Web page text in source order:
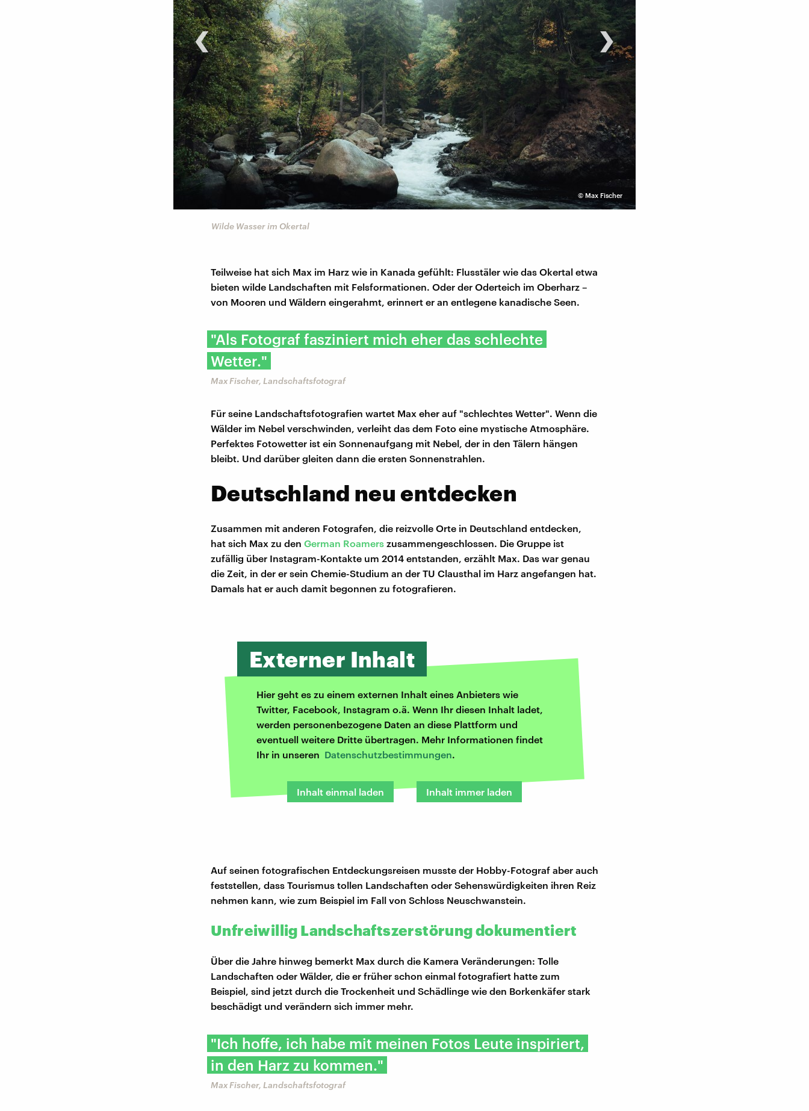
© Max Fischer
Wilde Wasser im Okertal
‹ ›
Teilweise hat sich Max im Harz wie in Kanada gefühlt: Flusstäler wie das Okertal etwa
bieten wilde Landschaften mit Felsformationen. Oder der Oderteich im Oberharz –
von Mooren und Wäldern eingerahmt, erinnert er an entlegene kanadische Seen.
"Als Fotograf fasziniert mich eher das schlechte
Wetter."
Max Fischer, Landschaftsfotograf
Für seine Landschaftsfotografien wartet Max eher auf "schlechtes Wetter". Wenn die
Wälder im Nebel verschwinden, verleiht das dem Foto eine mystische Atmosphäre.
Perfektes Fotowetter ist ein Sonnenaufgang mit Nebel, der in den Tälern hängen
bleibt. Und darüber gleiten dann die ersten Sonnenstrahlen.
Deutschland neu entdecken
Zusammen mit anderen Fotografen, die reizvolle Orte in Deutschland entdecken,
hat sich Max zu den German Roamers zusammengeschlossen. Die Gruppe ist
zufällig über Instagram-Kontakte um 2014 entstanden, erzählt Max. Das war genau
die Zeit, in der er sein Chemie-Studium an der TU Clausthal im Harz angefangen hat.
Damals hat er auch damit begonnen zu fotografieren.
Externer Inhalt
Hier geht es zu einem externen Inhalt eines Anbieters wie
Twitter, Facebook, Instagram o.ä. Wenn Ihr diesen Inhalt ladet,
werden personenbezogene Daten an diese Plattform und
eventuell weitere Dritte übertragen. Mehr Informationen findet
Ihr in unseren Datenschutzbestimmungen.
Inhalt einmal laden Inhalt immer laden
Auf seinen fotografischen Entdeckungsreisen musste der Hobby-Fotograf aber auch
feststellen, dass Tourismus tollen Landschaften oder Sehenswürdigkeiten ihren Reiz
nehmen kann, wie zum Beispiel im Fall von Schloss Neuschwanstein.
Unfreiwillig Landschaftszerstörung dokumentiert
Über die Jahre hinweg bemerkt Max durch die Kamera Veränderungen: Tolle
Landschaften oder Wälder, die er früher schon einmal fotografiert hatte zum
Beispiel, sind jetzt durch die Trockenheit und Schädlinge wie den Borkenkäfer stark
beschädigt und verändern sich immer mehr.
"Ich hoffe, ich habe mit meinen Fotos Leute inspiriert,
in den Harz zu kommen."
Max Fischer, Landschaftsfotograf